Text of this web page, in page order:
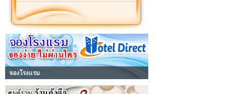
จองโรงแรม